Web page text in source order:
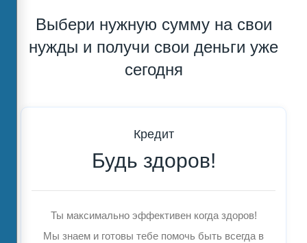
Выбери нужную сумму на свои
нужды и получи свои деньги уже
сегодня
Кредит
Будь здоров!
Ты максимально эффективен когда здоров!
Мы знаем и готовы тебе помочь быть всегда в